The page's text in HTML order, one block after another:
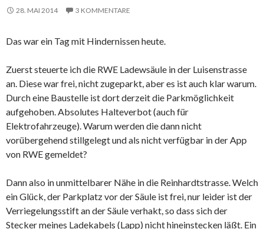
28. MAI 2014 3 KOMMENTARE
Das war ein Tag mit Hindernissen heute.
Zuerst steuerte ich die RWE Ladewsäule in der Luisenstrasse
an. Diese war frei, nicht zugeparkt, aber es ist auch klar warum.
Durch eine Baustelle ist dort derzeit die Parkmöglichkeit
aufgehoben. Absolutes Halteverbot (auch für
Elektrofahrzeuge). Warum werden die dann nicht
vorübergehend stillgelegt und als nicht verfügbar in der App
von RWE gemeldet?
Dann also in unmittelbarer Nähe in die Reinhardtstrasse. Welch
ein Glück, der Parkplatz vor der Säule ist frei, nur leider ist der
Verriegelungsstift an der Säule verhakt, so dass sich der
Stecker meines Ladekabels (Lapp) nicht hineinstecken läßt. Ein